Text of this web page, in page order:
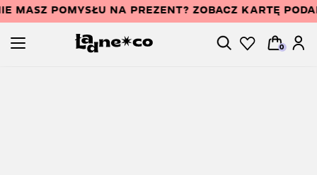
MASZ POMYSŁU NA PREZENT? ZOBACZ KARTĘ
0